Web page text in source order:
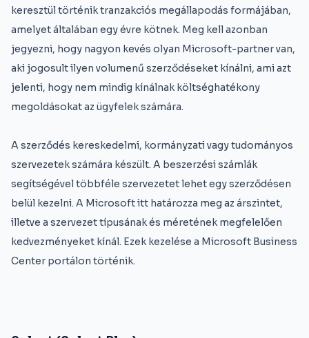
keresztül történik tranzakciós megállapodás formájában,
amelyet általában egy évre kötnek. Meg kell azonban
jegyezni, hogy nagyon kevés olyan Microsoft-partner van,
aki jogosult ilyen volumenű szerződéseket kínálni, ami azt
jelenti, hogy nem mindig kínálnak költséghatékony
megoldásokat az ügyfelek számára.
A szerződés kereskedelmi, kormányzati vagy tudományos
szervezetek számára készült. A beszerzési számlák
segítségével többféle szervezetet lehet egy szerződésen
belül kezelni. A Microsoft itt határozza meg az árszintet,
illetve a szervezet típusának és méretének megfelelően
kedvezményeket kínál. Ezek kezelése a Microsoft Business
Center portálon történik.